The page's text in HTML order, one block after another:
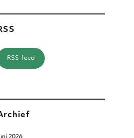
RSS-feed